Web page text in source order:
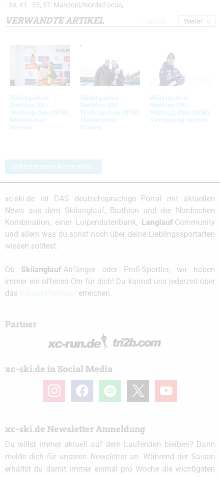
- 39, 41 - 55, 57: Manzoni/NordicFocus;
VERWANDTE ARTIKEL
Bildergalerie
Biathlon IBU
Weltcup Oslo (NOR)
Massenstart
Herren
Bildergalerie
Biathlon IBU
Weltcup Oslo (NOR)
Massenstart
Frauen
Bildergalerie
Biathlon IBU
Weltcup Oslo (NOR)
Verfolgung Herren
Weiter
Schreibe einen Kommentar
xc-ski.de ist DAS deutschsprachige Portal mit aktuellen
News aus dem Skilanglauf, Biathlon und der Nordischen
Kombination, einer Loipendatenbank,
Langlauf-Community
und allem was du sonst noch über deine Lieblingssportarten
wissen solltest.
Ob Skilanglauf-Anfänger oder Profi-Sportler, wir haben
immer ein offenes Ohr für dich! Du kannst uns jederzeit über
das
erreichen.
Partner
xc-ski.de in Social Media
instagramfacebook spotify youtube
xc-ski.de Newsletter Anmeldung
Du willst immer aktuell auf dem Laufenden bleiben? Dann
melde dich für unseren Newsletter an. Während der Saison
erhältst du damit immer einmal pro Woche die wichtigsten